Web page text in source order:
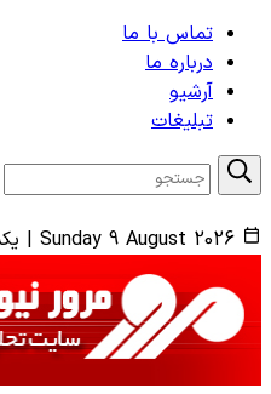
تماس با ما
درباره ما
آرشیو
تبلیغات
Sunday 9 August 2026
|